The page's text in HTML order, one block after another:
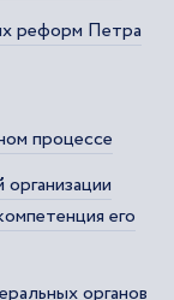
реформ Петра
процессе
его
органов